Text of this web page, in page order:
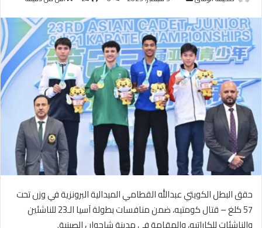
إلكترونيا
حقق البطل الكويتي عبدالله القطامي الميدالية البرونزية في وزن تحت
57 كلغ – قتال كومتيه، ضمن منافسات بطولة آسيا الـ23 للناشئين